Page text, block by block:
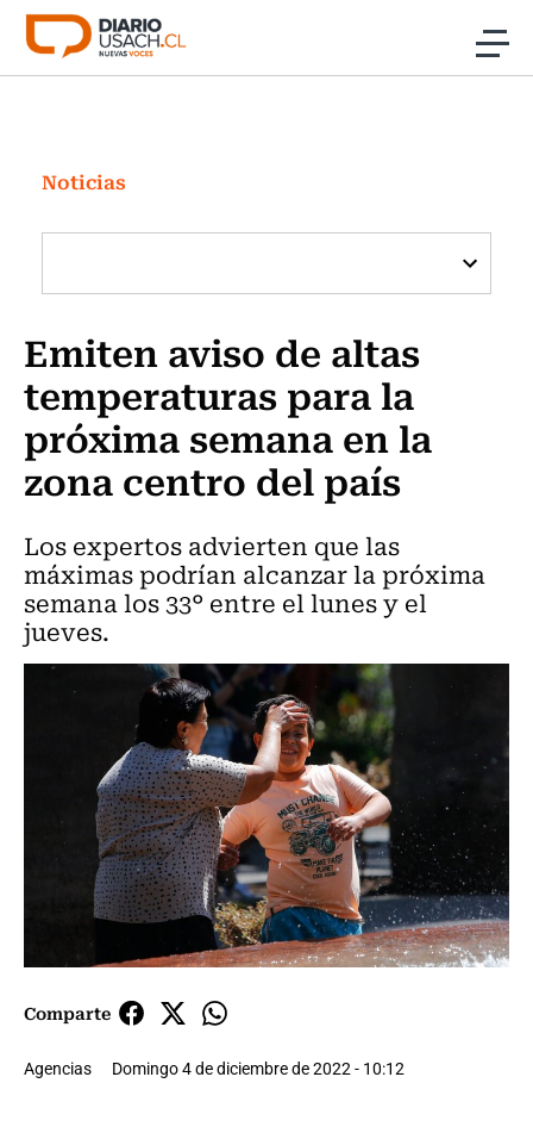
Click acá para ir directamente al contenido
Investigación
Cultura
Programas Radio y TV Usach
Noticias
Emiten aviso de altas
temperaturas para la
próxima semana en la
zona centro del país
Los expertos advierten que las
máximas podrían alcanzar la próxima
semana los 33° entre el lunes y el
jueves.
Comparte
Agencias Domingo 4 de diciembre de 2022 - 10:12